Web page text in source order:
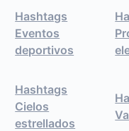
Hashtags
Eventos
deportivos
Hashtags
Cielos
estrellados